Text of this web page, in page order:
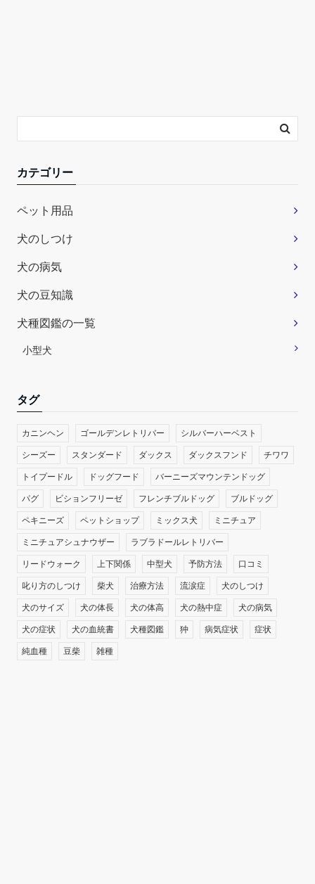
カテゴリー
ペット用品
犬のしつけ
犬の病気
犬の豆知識
犬種図鑑の一覧
小型犬
タグ
カニンヘン ゴールデンレトリバー シルバーハーベスト
シーズー スタンダード ダックス ダックスフンド チワワ
トイプードル ドッグフード バーニーズマウンテンドッグ
パグ ビションフリーゼ フレンチブルドッグ ブルドッグ
ペキニーズ ペットショップ ミックス犬 ミニチュア
ミニチュアシュナウザー ラブラドールレトリバー
リードウォーク 上下関係 中型犬 予防方法 口コミ
叱り方のしつけ 柴犬 治療方法 流涙症 犬のしつけ
犬のサイズ 犬の体長 犬の体高 犬の熱中症 犬の病気
犬の症状 犬の血統書 犬種図鑑 狆 病気症状 症状
純血種 豆柴 雑種